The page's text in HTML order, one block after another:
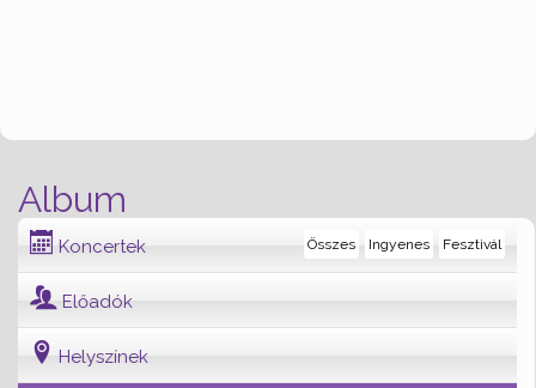
Album
Koncertek Fesztivál
Ingyenes
Összes
Előadók
Helyszínek